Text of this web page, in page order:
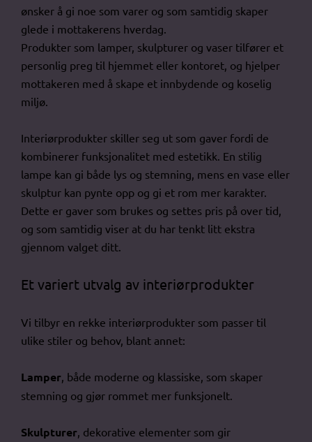
ønsker å gi noe som varer og som samtidig skaper
glede i mottakerens hverdag.
Produkter som lamper, skulpturer og vaser tilfører et
personlig preg til hjemmet eller kontoret, og hjelper
mottakeren med å skape et innbydende og koselig
miljø.
Interiørprodukter skiller seg ut som gaver fordi de
kombinerer funksjonalitet med estetikk. En stilig
lampe kan gi både lys og stemning, mens en vase eller
skulptur kan pynte opp og gi et rom mer karakter.
Dette er gaver som brukes og settes pris på over tid,
og som samtidig viser at du har tenkt litt ekstra
gjennom valget ditt.
Et variert utvalg av interiørprodukter
Vi tilbyr en rekke interiørprodukter som passer til
ulike stiler og behov, blant annet:
Lamper , både moderne og klassiske, som skaper
stemning og gjør rommet mer funksjonelt.
Skulpturer , dekorative elementer som gir